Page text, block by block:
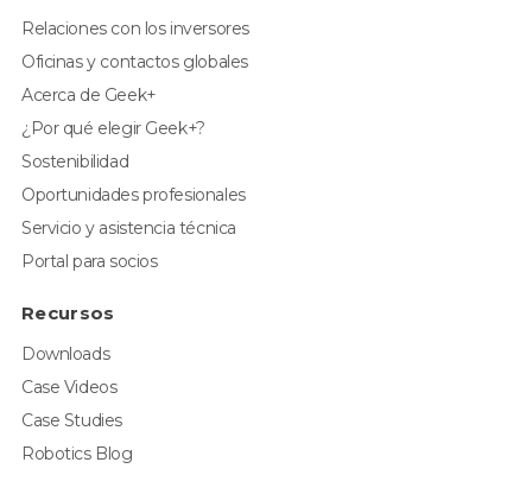
Relaciones con los inversores
Oficinas y contactos globales
Acerca de Geek+
¿Por qué elegir Geek+?
Sostenibilidad
Oportunidades profesionales
Servicio y asistencia técnica
Portal para socios
Recursos
Downloads
Case Videos
Case Studies
Robotics Blog